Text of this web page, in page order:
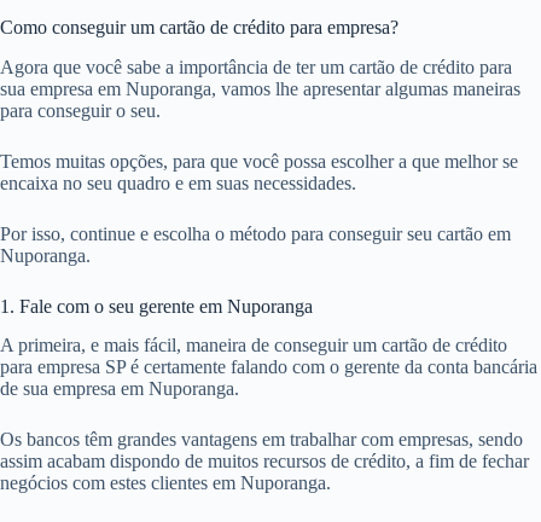
Como conseguir um cartão de crédito para empresa?
Agora que você sabe a importância de ter um cartão de crédito para
sua empresa em Nuporanga, vamos lhe apresentar algumas maneiras
para conseguir o seu.
Temos muitas opções, para que você possa escolher a que melhor se
encaixa no seu quadro e em suas necessidades.
Por isso, continue e escolha o método para conseguir seu cartão em
Nuporanga.
1. Fale com o seu gerente em Nuporanga
A primeira, e mais fácil, maneira de conseguir um cartão de crédito
para empresa SP é certamente falando com o gerente da conta bancária
de sua empresa em Nuporanga.
Os bancos têm grandes vantagens em trabalhar com empresas, sendo
assim acabam dispondo de muitos recursos de crédito, a fim de fechar
negócios com estes clientes em Nuporanga.